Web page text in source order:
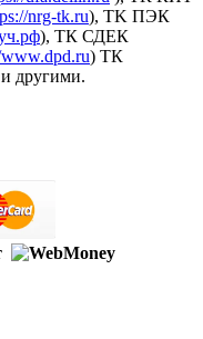
nrg-tk.ru), ТK ПЭК
), ТК СДЕК
) ТК
другими.